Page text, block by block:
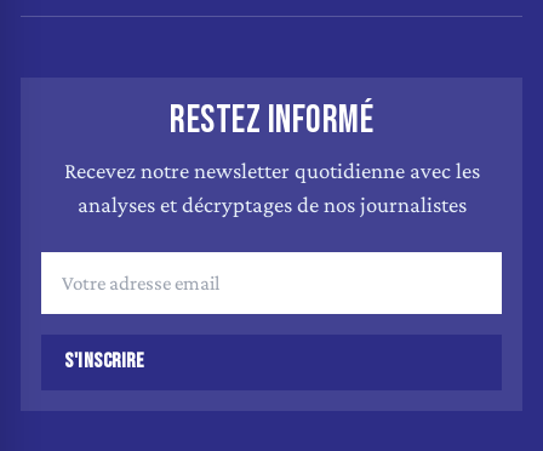
RESTEZ INFORMÉ
Recevez notre newsletter quotidienne avec les
analyses et décryptages de nos journalistes
S'INSCRIRE